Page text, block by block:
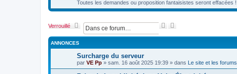
Toutes les demandes ou proposition fantaisistes seront effacées !
Verrouillé
R
c
r
c
c
r
c
ANNONCES
Surcharge du serveur
par VE Pp » sam. 16 août 2025 19:39 » dans Le site et les forums